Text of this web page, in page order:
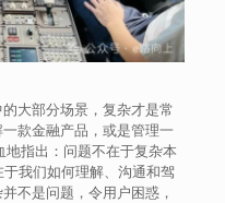
大部分场景，复杂才是常
款金融产品，或是管理一
地指出：问题不在于复杂本
我们如何理解、沟通和驾
不是问题，令用户困惑，